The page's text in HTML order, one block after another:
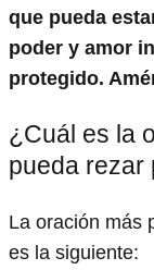
que pueda
poder y amor
protegido.
¿Cuál es la
pueda rezar
La oración más
es la siguiente: